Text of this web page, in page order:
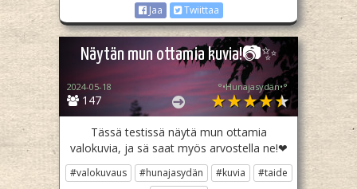
Jaa
Twiittaa
Näytän mun ottamia kuvia!📷✨
147
2024-05-18 °•Hunajasydän•°
Tässä testissä näytä mun ottamia
valokuvia, ja sä saat myös arvostella ne!❤
#valokuvaus #hunajasydän #kuvia
#taide